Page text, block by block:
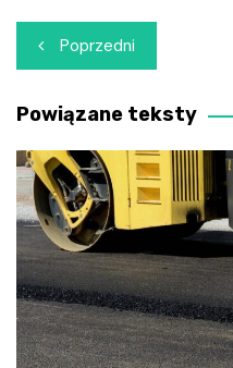
Nawigacja
wpisu
Poprzedni
Powiązane teksty